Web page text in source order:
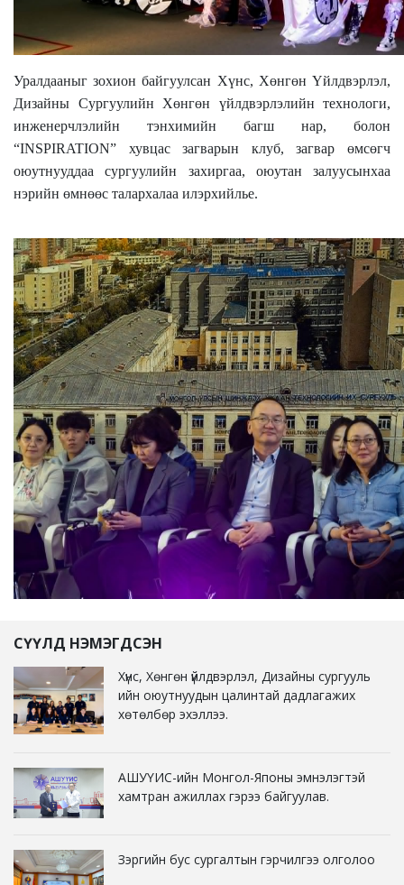
Уралдааныг зохион байгуулсан Хүнс, Хөнгөн Үйлдвэрлэл,
Дизайны Сургуулийн Хөнгөн үйлдвэрлэлийн технологи,
инженерчлэлийн тэнхимийн багш нар, болон
“INSPIRATION” хувцас загварын клуб, загвар өмсөгч
оюутнууддаа сургуулийн захиргаа, оюутан залуусынхаа
нэрийн өмнөөс талархалаа илэрхийлье.
СҮҮЛД НЭМЭГДСЭН
Хүнс, Хөнгөн үйлдвэрлэл, Дизайны сургууль
ийн оюутнуудын цалинтай дадлагажих
хөтөлбөр эхэллээ.
АШУҮИС-ийн Монгол-Японы эмнэлэгтэй
хамтран ажиллах гэрээ байгуулав.
Зэргийн бус сургалтын гэрчилгээ олголоо